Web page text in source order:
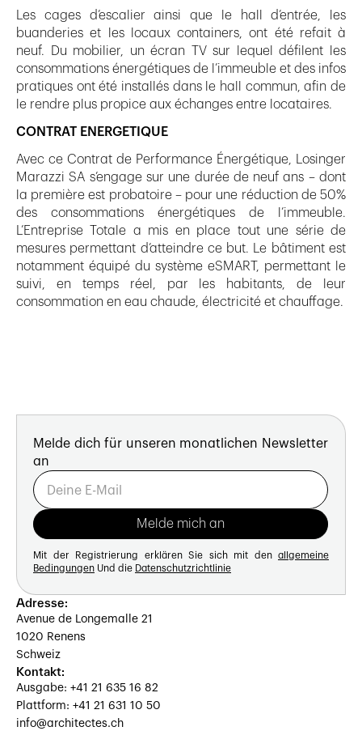
Les cages d’escalier ainsi que le hall d’entrée, les
buanderies et les locaux containers, ont été refait à
neuf. Du mobilier, un écran TV sur lequel défilent les
consommations énergétiques de l’immeuble et des infos
pratiques ont été installés dans le hall commun, afin de
le rendre plus propice aux échanges entre locataires.
CONTRAT ENERGETIQUE
Avec ce Contrat de Performance Énergétique, Losinger
Marazzi SA s’engage sur une durée de neuf ans – dont
la première est probatoire – pour une réduction de 50%
des consommations énergétiques de l’immeuble.
L’Entreprise Totale a mis en place tout une série de
mesures permettant d’atteindre ce but. Le bâtiment est
notamment équipé du système eSMART, permettant le
suivi, en temps réel, par les habitants, de leur
consommation en eau chaude, électricité et chauffage.
Melde dich für unseren monatlichen Newsletter
an
Mit der Registrierung erklären Sie sich mit den allgemeine
Bedingungen Und die Datenschutzrichtlinie
Adresse:
Avenue de Longemalle 21
1020 Renens
Schweiz
Kontakt:
Ausgabe: +41 21 635 16 82
Plattform: +41 21 631 10 50
info@architectes.ch